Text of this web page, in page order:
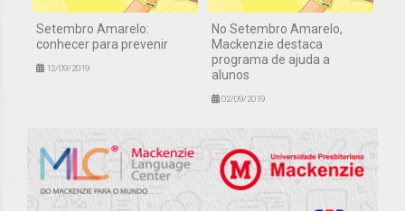
Setembro Amarelo:
conhecer para prevenir
12/09/2019
No Setembro Amarelo,
Mackenzie destaca
programa de ajuda a
alunos
02/09/2019